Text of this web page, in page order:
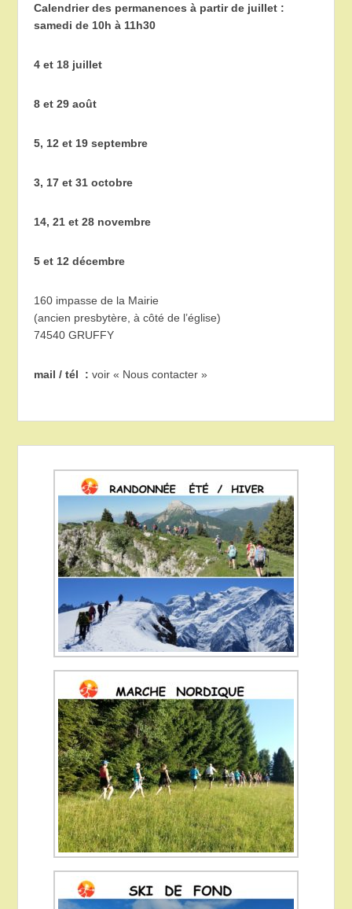
Calendrier des permanences à partir de juillet :
samedi de 10h à 11h30
4 et 18 juillet
8 et 29 août
5, 12 et 19 septembre
3, 17 et 31 octobre
14, 21 et 28 novembre
5 et 12 décembre
160 impasse de la Mairie
(ancien presbytère, à côté de l’église)
74540 GRUFFY
mail / tél :voir « Nous contacter »